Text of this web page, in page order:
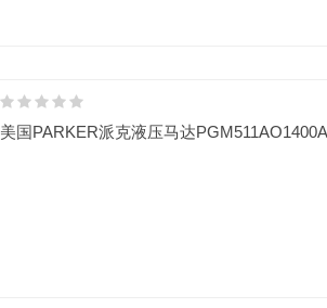
美国PARKER派克液压马达